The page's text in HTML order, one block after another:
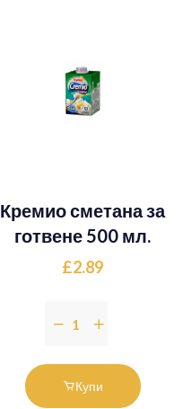
Кремио сметана за
готвене 500 мл.
£2.89
Купи